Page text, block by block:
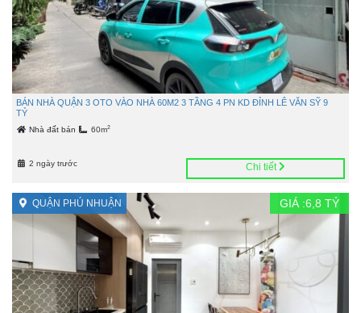
BÁN NHÀ QUẬN 3 OTO VÀO NHÀ 60M2 3 TẦNG 4 PN KD ĐỈNH LÊ VĂN SỸ 9
TỶ
Nhà đất bán 60m2
2 ngày trước Chi tiết
QUẬN PHÚ NHUẬN GIÁ :6,8 TỶ